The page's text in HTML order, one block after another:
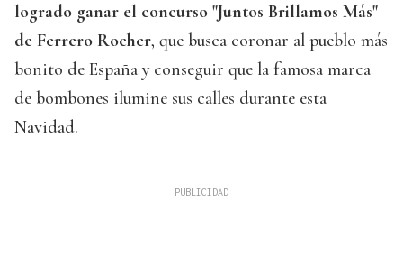
logrado ganar el concurso "Juntos Brillamos Más"
de Ferrero Rocher, que busca coronar al pueblo más
bonito de España y conseguir que la famosa marca
de bombones ilumine sus calles durante esta
Navidad.